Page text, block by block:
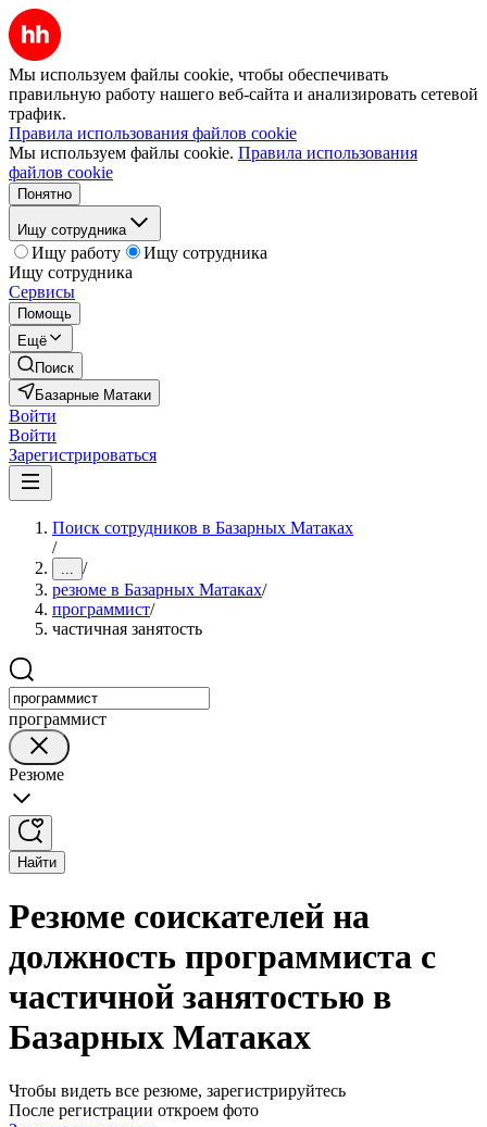
Мы используем файлы cookie, чтобы обеспечивать
правильную работу нашего веб-сайта и анализировать сетевой
трафик.
Правила использования файлов cookie
Мы используем файлы cookie. Правила использования
файлов cookie
Понятно
Ищу сотрудника
Ищу работу
Ищу сотрудника
Ищу сотрудника
Сервисы
Помощь
Ещё
Поиск
Базарные Матаки
Войти
Войти
Зарегистрироваться
Поиск сотрудников в Базарных Матаках
/
... /
резюме в Базарных Матаках/
программист/
частичная занятость
программист
Резюме
Найти
Резюме соискателей на
должность программиста с
частичной занятостью в
Базарных Матаках
Чтобы видеть все резюме, зарегистрируйтесь
После регистрации откроем фото